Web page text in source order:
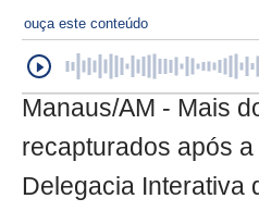
ouça este conteúdo
Manaus/AM - Mais
recapturados após
Delegacia Interativa